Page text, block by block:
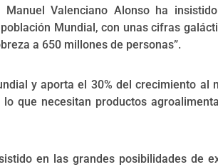
Valenciano Alonso ha
Mundial, con unas cifras
a 650 millones de personas”.
y aporta el 30% del crecimiento al
que necesitan productos
en las grandes posibilidades de